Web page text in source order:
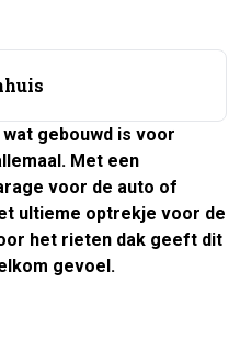
gebouwd is voor
Met een
voor de auto of
ultieme optrekje voor de
het rieten dak geeft dit
gevoel.